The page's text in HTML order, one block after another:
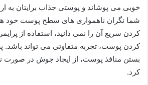
خوبی می پوشاند و پوستی جذاب برایتان به
شما نگران ناهمواری های سطح پوست خود
کردن سریع آن را نمی دانید، استفاده از
کردن پوست، تجربه متفاوتی می تواند باشد.
بستن منافذ پوست، از ایجاد جوش در صورت
کرد.